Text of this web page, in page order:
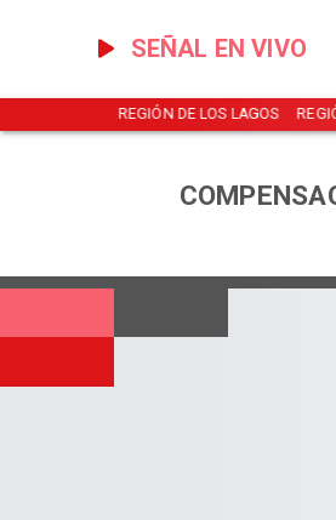
SEÑAL EN VIVO
REGIÓN DE LOS LAGOS